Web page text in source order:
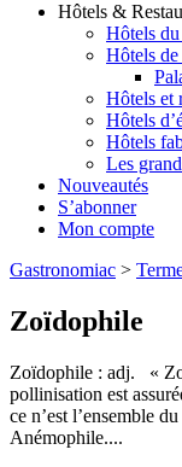
Hôtels &
Hôtels
Hôtels
Hôtels et
Hôtels
Hôtels
Les
Nouveautés
S’abonner
Mon compte
Gastronomiac >
Zoïdophile
Zoïdophile : adj. «
pollinisation est
ce n’est l’ensemble
Anémophile....